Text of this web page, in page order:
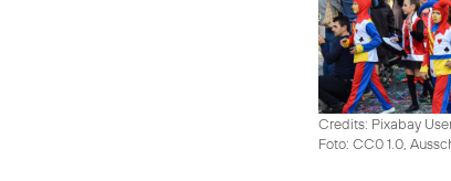
Credits: Pixabay
Foto: CC0 1.0,